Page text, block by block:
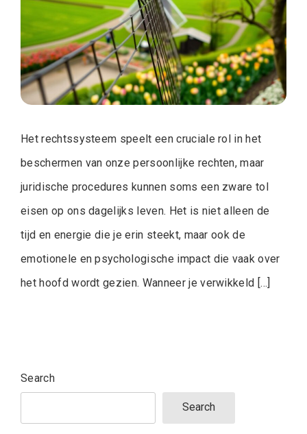
Het rechtssysteem speelt een cruciale rol in het
beschermen van onze persoonlijke rechten, maar
juridische procedures kunnen soms een zware tol
eisen op ons dagelijks leven. Het is niet alleen de
tijd en energie die je erin steekt, maar ook de
emotionele en psychologische impact die vaak over
het hoofd wordt gezien. Wanneer je verwikkeld […]
Search
Search